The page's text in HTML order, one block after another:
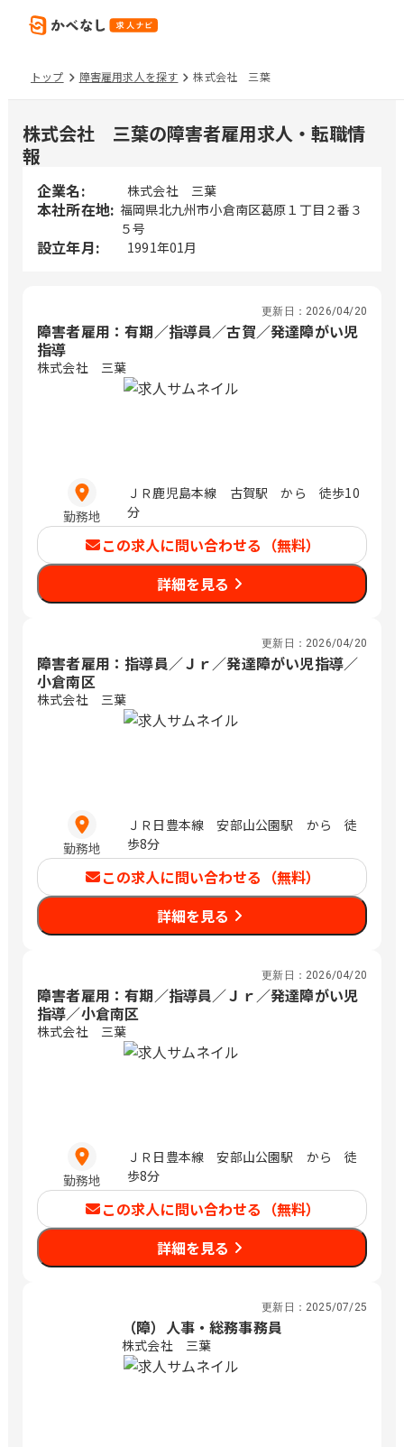
トップ 障害雇用求人を探す 株式会社 三葉
株式会社 三葉の障害者雇用求人・転職情
報
企業名: 株式会社 三葉
本社所在地: 福岡県北九州市小倉南区葛原１丁目２番３
５号
設立年月: 1991年01月
更新日： 2026/04/20
障害者雇用：有期／指導員／古賀／発達障がい児
指導
株式会社 三葉
勤務地
ＪＲ鹿児島本線 古賀駅 から 徒歩10
分
この求人に問い合わせる（無料）
詳細を見る
更新日： 2026/04/20
障害者雇用：指導員／Ｊｒ／発達障がい児指導／
小倉南区
株式会社 三葉
勤務地
ＪＲ日豊本線 安部山公園駅 から 徒
歩8分
この求人に問い合わせる（無料）
詳細を見る
更新日： 2026/04/20
障害者雇用：有期／指導員／Ｊｒ／発達障がい児
指導／小倉南区
株式会社 三葉
勤務地
ＪＲ日豊本線 安部山公園駅 から 徒
歩8分
この求人に問い合わせる（無料）
詳細を見る
更新日： 2025/07/25
（障）人事・総務事務員
株式会社 三葉